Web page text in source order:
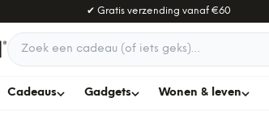
✔ Gratis verzending vanaf€60
Zoek een cadeau
Cadeaus Gadgets Wonen & leven